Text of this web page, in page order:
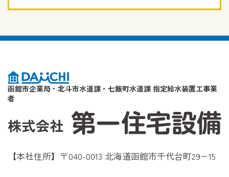
函館市企業局・北斗市水道課・七飯町水道課 指定給水装置工事業
者
【本社住所】〒040-0013 北海道函館市千代台町29−15